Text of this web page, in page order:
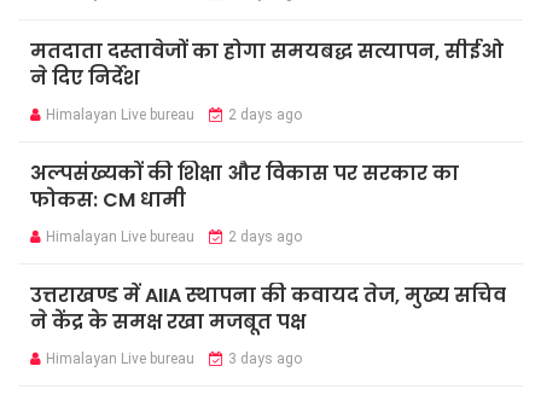
मतदाता दस्तावेजों का होगा समयबद्ध सत्यापन, सीईओ
ने दिए निर्देश
Himalayan Live bureau 2 days ago
अल्पसंख्यकों की शिक्षा और विकास पर सरकार का
फोकस: CM धामी
Himalayan Live bureau 2 days ago
उत्तराखण्ड में AIIA स्थापना की कवायद तेज, मुख्य सचिव
ने केंद्र के समक्ष रखा मजबूत पक्ष
Himalayan Live bureau 3 days ago